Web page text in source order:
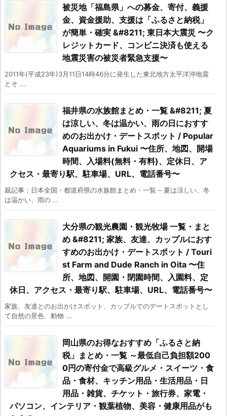
被災地「福島県」への募金、寄付、義援
金、資金援助、支援は「ふるさと納税」
が簡単・確実 &#8211; 東日本大震災 〜ク
レジットカード、コンビニ決済も使える
地震災害の被災者緊急支援〜
2011年(平成23年)3月11日14時46分に発生した東北地方太平洋沖地震
とそ ...
福井県の水族館まとめ・一覧 &#8211; 夏
は涼しい、冬は温かい、雨の日におすす
めのお出かけ・デートスポット / Popular
Aquariums in Fukui 〜住所、地図、開場
時間、入場料(無料・有料)、定休日、ア
クセス・最寄り駅、駐車場、URL、電話番号〜
親記事：日本全国・都道府県の水族館まとめ・一覧 – 夏は涼しい、冬
は温かい、雨の ...
大分県の観光農園・観光牧場 一覧・まと
め &#8211; 家族、友達、カップルにおす
すめのお出かけ・デートスポット / Touri
st Farm and Dude Ranch in Oita 〜住
所、地図、開園・閉園時間、入園料、定
休日、アクセス・最寄り駅、駐車場、URL、電話番号〜
家族、友達とのお出かけスポット、カップルでのデートスポットとし
て自然の景色、動物 ...
岡山県のお得なおすすめ「ふるさと納
税」まとめ・一覧 ～最低自己負担額200
0円の寄付金で高級グルメ・スイーツ・食
品・食材、キッチン用品・生活用品・日
用品・雑貨、チケット・旅行券、家電・
パソコン、インテリア・観葉植物、美容・健康用品がも